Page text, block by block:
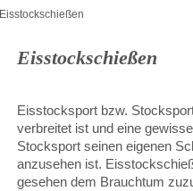
Eisstockschießen
Eisstockschießen
Eisstocksport bzw.
verbreitet ist und eine
Stocksport seinen eigenen
anzusehen ist.
gesehen dem Brauchtum